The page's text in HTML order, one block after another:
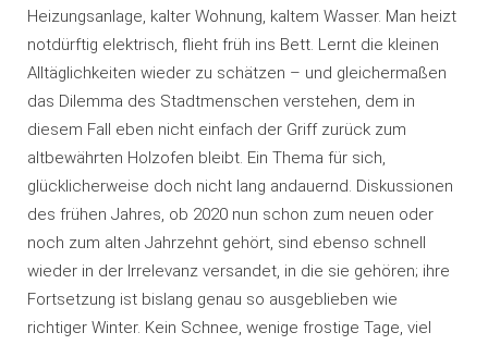
Heizungsanlage, kalter Wohnung, kaltem Wasser. Man heizt
notdürftig elektrisch, flieht früh ins Bett. Lernt die kleinen
Alltäglichkeiten wieder zu schätzen – und gleichermaßen
das Dilemma des Stadtmenschen verstehen, dem in
diesem Fall eben nicht einfach der Griff zurück zum
altbewährten Holzofen bleibt. Ein Thema für sich,
glücklicherweise doch nicht lang andauernd. Diskussionen
des frühen Jahres, ob 2020 nun schon zum neuen oder
noch zum alten Jahrzehnt gehört, sind ebenso schnell
wieder in der Irrelevanz versandet, in die sie gehören; ihre
Fortsetzung ist bislang genau so ausgeblieben wie
richtiger Winter. Kein Schnee, wenige frostige Tage, viel